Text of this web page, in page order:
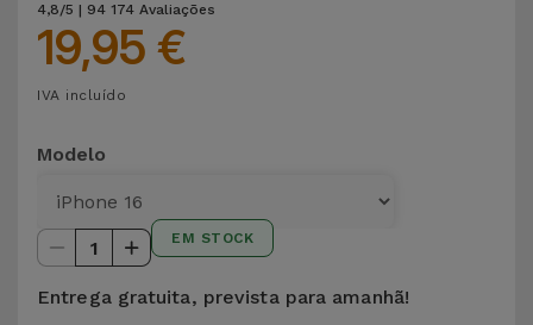
4,8/5 | 94 174 Avaliações
19,95 €
IVA incluído
Modelo
1 EM STOCK
Entrega gratuita, prevista para amanhã!